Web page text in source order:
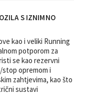
S IZNIMNO
kao i veliki Running
potporom za
se kao rezervni
opremom i
zahtjevima, kao što
sustavi